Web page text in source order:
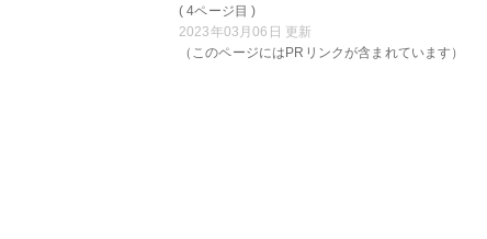
( 4ページ目 )
2023年03月06日 更新
（このページにはPRリンクが含まれています）